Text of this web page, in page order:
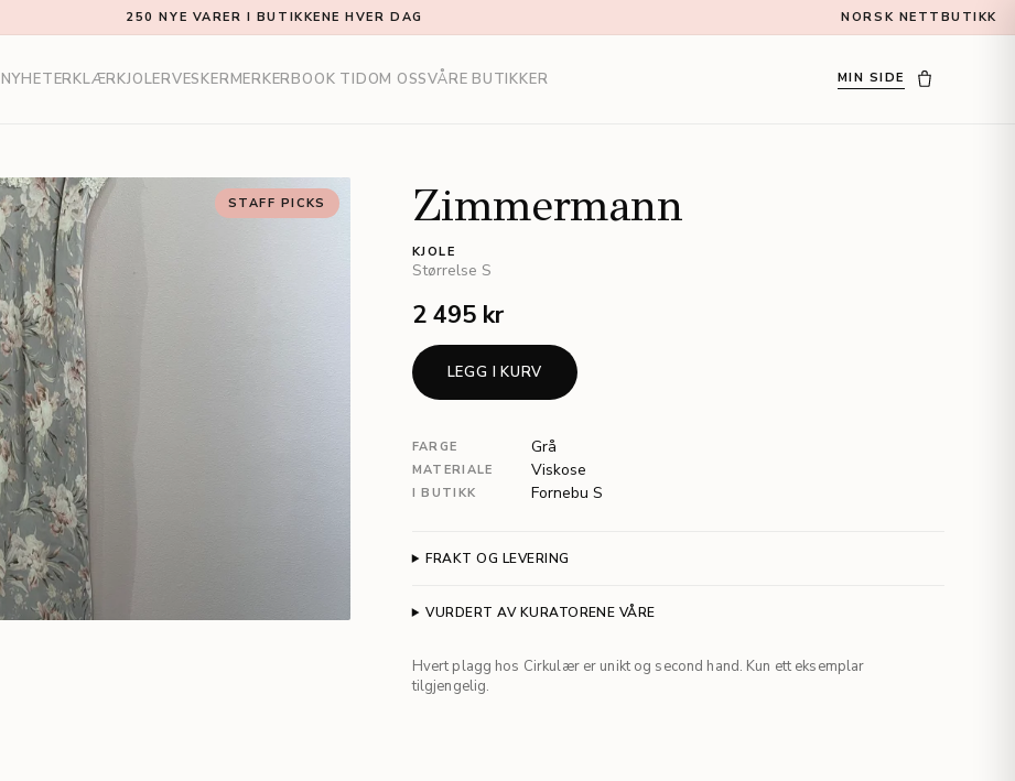
250 NYE VARER I BUTIKKENE HVER DAG NORSK NETTBUTIKK
NYHETERKLÆRKJOLERVESKERMERKERBOOK TIDOM OSSVÅRE BUTIKKER MIN SIDE
STAFF PICKS Zimmermann
KJOLE
Størrelse S
2 495 kr
LEGG I KURV
FARGE Grå
MATERIALE Viskose
I BUTIKK Fornebu S
FRAKT OG LEVERING
VURDERT AV KURATORENE VÅRE
Hvert plagg hos Cirkulær er unikt og second hand. Kun ett eksemplar
tilgjengelig.